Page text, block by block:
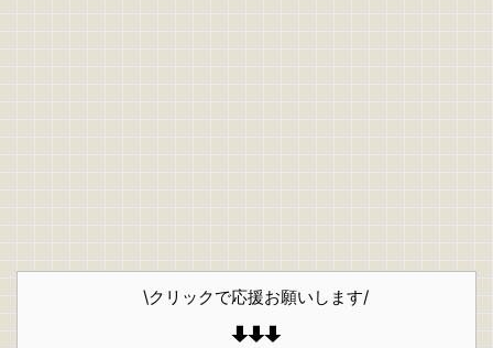
\クリックで応援お願いします/